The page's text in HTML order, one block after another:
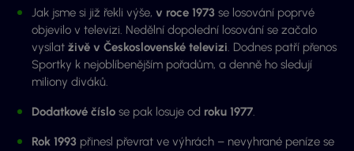
Jak jsme si již řekli výše, v roce 1973 se losování poprvé
objevilo v televizi. Nedělní dopolední losování se začalo
vysílat živě v Československé televizi. Dodnes patří přenos
Sportky k nejoblíbenějším pořadům, a denně ho sledují
miliony diváků.
Dodatkové číslo se pak losuje od roku 1977.
Rok 1993 přinesl převrat ve výhrách – nevyhrané peníze se